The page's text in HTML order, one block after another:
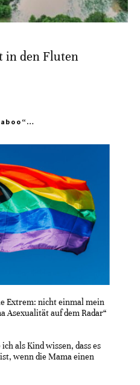
in den Fluten
Extrem: nicht einmal mein
Asexualität auf dem Radar“
als Kind wissen, dass es
wenn die Mama einen